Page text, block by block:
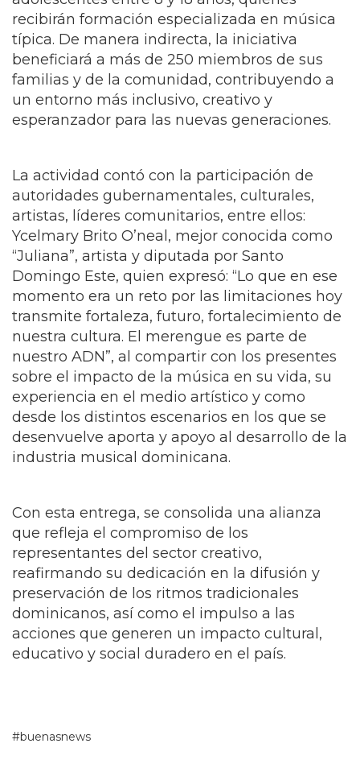
programa serán 60 niños, niñas y
adolescentes entre 8 y 18 años, quienes
recibirán formación especializada en música
típica. De manera indirecta, la iniciativa
beneficiará a más de 250 miembros de sus
familias y de la comunidad, contribuyendo a
un entorno más inclusivo, creativo y
La actividad contó con la participación de
autoridades gubernamentales, culturales,
artistas, líderes comunitarios, entre ellos:
Ycelmary Brito O’neal, mejor conocida como
“Juliana”, artista y diputada por Santo
Domingo Este, quien expresó: “Lo que en ese
momento era un reto por las limitaciones hoy
transmite fortaleza, futuro, fortalecimiento de
nuestra cultura. El merengue es parte de
nuestro ADN”, al compartir con los presentes
sobre el impacto de la música en su vida, su
experiencia en el medio artístico y como
desde los distintos escenarios en los que se
desenvuelve aporta y apoyo al desarrollo de la
Con esta entrega, se consolida una alianza
que refleja el compromiso de los
representantes del sector creativo,
reafirmando su dedicación en la difusión y
preservación de los ritmos tradicionales
dominicanos, así como el impulso a las
acciones que generen un impacto cultural,